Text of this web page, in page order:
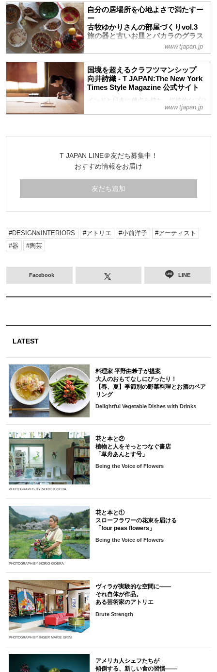
の「箔一」がタッグを組んで生み出した皿
が、フレンチの巨匠アラン・デュカスの目
にとまり、パリのレストラン「デュカス
バカラ」のテーブルに並ぶことに。皿のプ
ロデュースを手がけた真野に話を聞いた
自分の居場所を心地よさで満たすー
ー
古牧ゆかりさんの部屋づくりvol.3
旅の器と古いお皿とバカラのグラス
- T JAPAN:The New York Times
Style Magazine 公式サイト
ルールやスタイルに捉われず、ただ好きな
ものを愛し、花や緑を愛でる。“自分らし
さ”を貫いた素敵な生き方が息づくスタイ
部屋を数回に分けてレポートし、自分のい
る場所を心地よい空気で満たすコツを伺
www.tjapan.jp
国境を超えるクラフツマンシップ
向井詩織 - T JAPAN:The New York
Times Style Magazine 公式サイト
インドと日本に拠点を持ち、伝統的なブロ
ックプリントの美しさを世界に広めようと
www.tjapan.jp
T JAPAN LINE＠友だち募集中！
おすすめ情報をお届け
友だち追加
DESIGN&INTERIORS アトリエ 小前洋子
アーティスト
器
陶芸
Facebook LINE
LATEST
料理家 平野由希子が提案
大人のおもてなしにぴったり！
【春、夏】季節別の野菜料理とお酒のペア
リング
Delightful Vegetable Dishes with Drinks
PHOTOGRAPHS BY NORIO KIDERA
花と本と②
植物と人をそっとつなぐ書店
「草舟あんとす号」
Being the Voice of Flowers
PHOTOGRAPH BY NORIO KIDERA
花と本と①
スローフラワーの花束を届ける
「four peas flowers」
Being the Voice of Flowers
PHOTOGRAPH BY INGER MARIE GRINI
ヴィラが実験的な空間に――
それ自体が作品。
ある芸術家のアトリエ
Brute Strength
アメリカ人シェフたちが
傾倒する、新しい食の習慣――